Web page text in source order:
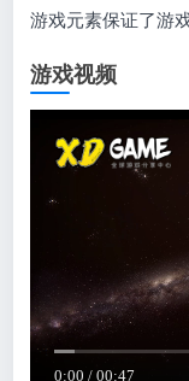
游戏元素保证了游
游戏视频